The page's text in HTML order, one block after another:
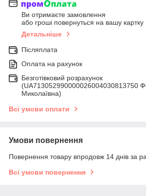
Ви отримаєте замовлення
або гроші повернуться на вашу картку
Детальніше
Післяплата
Оплата на рахунок
Безготівковий розрахунок
(UA713052990000026004030813750
Миколаївна)
Всі умови оплати
Умови повернення
Повернення товару впродовж 14 днів за
Всі умови повернення